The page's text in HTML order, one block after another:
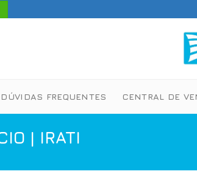
DÚVIDAS FREQUENTES CENTRAL DE
| IRATI